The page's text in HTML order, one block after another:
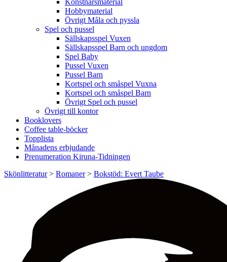
Konstnärsmaterial
Hobbymaterial
Övrigt Måla och pyssla
Spel och pussel
Sällskapsspel Vuxen
Sällskapsspel Barn och ungdom
Spel Baby
Pussel Vuxen
Pussel Barn
Kortspel och småspel Vuxna
Kortspel och småspel Barn
Övrigt Spel och pussel
Övrigt till kontor
Booklovers
Coffee table-böcker
Topplista
Månadens erbjudande
Prenumeration Kiruna-Tidningen
Skönlitteratur> Romaner> Bokstöd: Evert Taube